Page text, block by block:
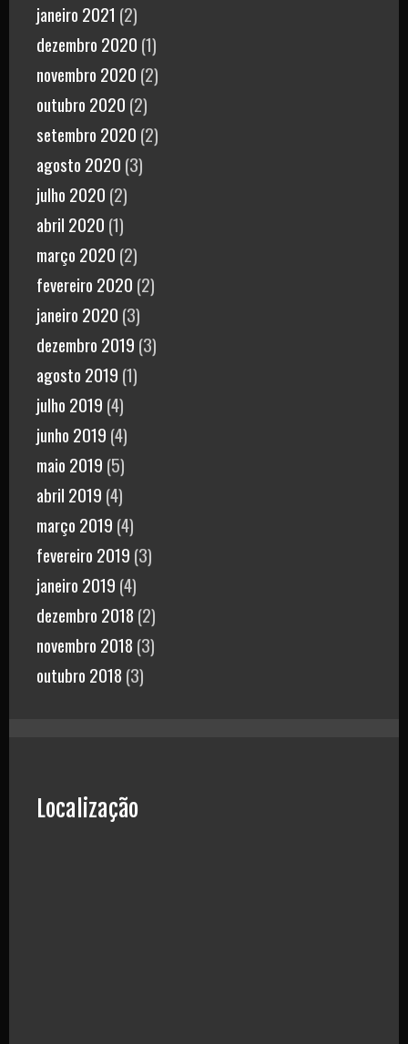
janeiro 2021 (2)
dezembro 2020 (1)
novembro 2020 (2)
outubro 2020 (2)
setembro 2020 (2)
agosto 2020 (3)
julho 2020 (2)
abril 2020 (1)
março 2020 (2)
fevereiro 2020 (2)
janeiro 2020 (3)
dezembro 2019 (3)
agosto 2019 (1)
julho 2019 (4)
junho 2019 (4)
maio 2019 (5)
abril 2019 (4)
março 2019 (4)
fevereiro 2019 (3)
janeiro 2019 (4)
dezembro 2018 (2)
novembro 2018 (3)
outubro 2018 (3)
Localização